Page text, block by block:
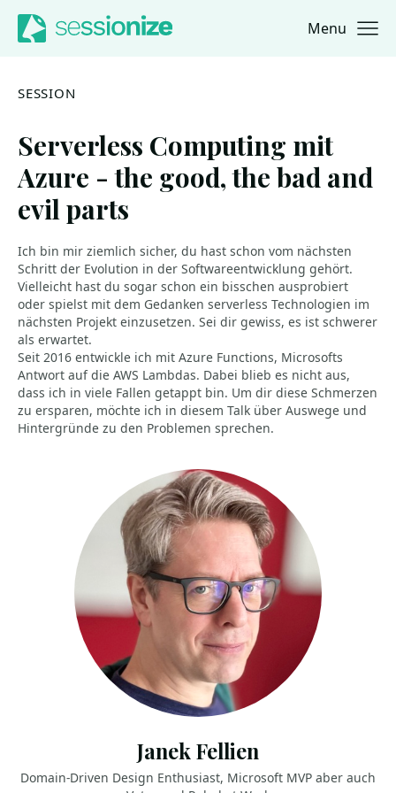
Jump to navigation
Jump to content Menu
SESSION
Serverless Computing mit
Azure - the good, the bad and
evil parts
Ich bin mir ziemlich sicher, du hast schon vom nächsten
Schritt der Evolution in der Softwareentwicklung gehört.
Vielleicht hast du sogar schon ein bisschen ausprobiert
oder spielst mit dem Gedanken serverless Technologien im
nächsten Projekt einzusetzen. Sei dir gewiss, es ist schwerer
als erwartet.
Seit 2016 entwickle ich mit Azure Functions, Microsofts
Antwort auf die AWS Lambdas. Dabei blieb es nicht aus,
dass ich in viele Fallen getappt bin. Um dir diese Schmerzen
zu ersparen, möchte ich in diesem Talk über Auswege und
Hintergründe zu den Problemen sprechen.
Janek Fellien
Domain-Driven Design Enthusiast, Microsoft MVP aber auch